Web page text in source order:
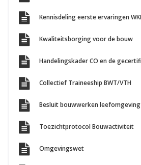
Kennisdeling eerste ervaringen
Kwaliteitsborging voor de bouw
Handelingskader CO en de
Collectief Traineeship BWT/VTH
Besluit bouwwerken leefomgeving
Toezichtprotocol Bouwactiviteit
Omgevingswet